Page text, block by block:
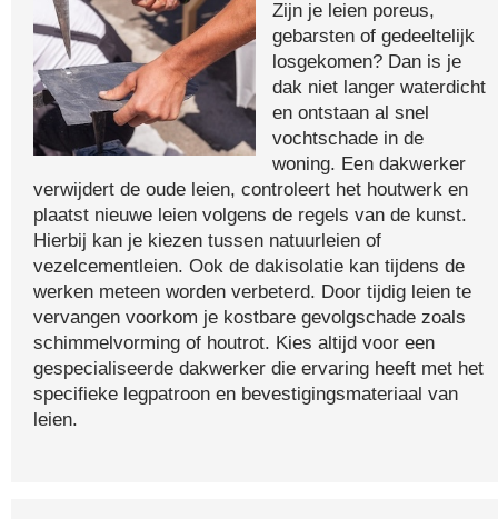
Zijn je leien poreus,
gebarsten of gedeeltelijk
losgekomen? Dan is je
dak niet langer waterdicht
en ontstaan al snel
vochtschade in de
woning. Een dakwerker
verwijdert de oude leien, controleert het houtwerk en
plaatst nieuwe leien volgens de regels van de kunst.
Hierbij kan je kiezen tussen natuurleien of
vezelcementleien. Ook de dakisolatie kan tijdens de
werken meteen worden verbeterd. Door tijdig leien te
vervangen voorkom je kostbare gevolgschade zoals
schimmelvorming of houtrot. Kies altijd voor een
gespecialiseerde dakwerker die ervaring heeft met het
specifieke legpatroon en bevestigingsmateriaal van
leien.